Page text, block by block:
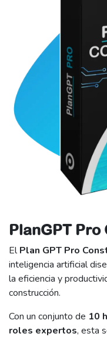
PlanGPT
ElPlan GPT Pro
inteligencia artificial
la eficiencia y
construcción.
Con un conjunto de 10
roles expertos, esta